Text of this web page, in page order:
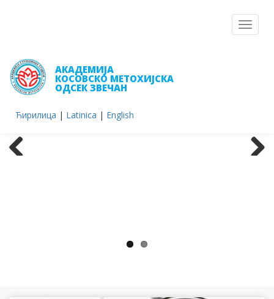
Toggle
АКАДЕМИЈА
КОСОВСКО МЕТОХИЈСКА
ОДСЕК ЗВЕЧАН
Ћирилица | Latinica | English